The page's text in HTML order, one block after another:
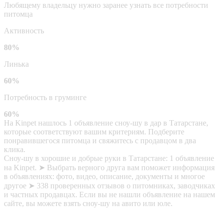
Любящему владельцу нужно заранее узнать все потребности
питомца
Активность
80%
Линька
60%
Потребность в груминге
60%
На Kinpet нашлось 1 объявление сноу-шу в дар в Татарстане,
которые соответствуют вашим критериям. Подберите
понравившегося питомца и свяжитесь с продавцом в два
клика.
Сноу-шу в хорошие и добрые руки в Татарстане: 1 объявление
на Kinpet. ➤ Выбрать верного друга вам поможет информация
в объявлениях: фото, видео, описание, документы и многое
другое ➤ 338 проверенных отзывов о питомниках, заводчиках
и частных продавцах. Если вы не нашли объявление на нашем
сайте, вы можете взять сноу-шу на авито или юле.